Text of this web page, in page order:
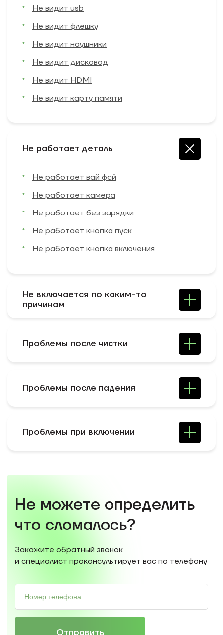
Не видит usb
Не видит флешку
Не видит наушники
Не видит дисковод
Не видит HDMI
Не видит карту памяти
Не работает деталь
Не работает вай фай
Не работает камера
Не работает без зарядки
Не работает кнопка пуск
Не работает кнопка включения
Не включается по каким-то
причинам
Проблемы после чистки
Проблемы после падения
Проблемы при включении
Не можете определить
что сломалось?
Закажите обратный звонок
и специалист проконсультирует вас по телефону
Отправить